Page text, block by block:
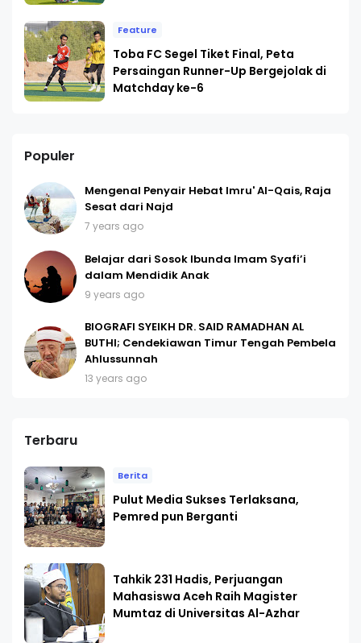
Feature
Toba FC Segel Tiket Final, Peta
Persaingan Runner-Up Bergejolak di
Matchday ke-6
Populer
Mengenal Penyair Hebat Imru' Al-Qais, Raja
Sesat dari Najd
7 years ago
Belajar dari Sosok Ibunda Imam Syafi’i
dalam Mendidik Anak
9 years ago
BIOGRAFI SYEIKH DR. SAID RAMADHAN AL
BUTHI; Cendekiawan Timur Tengah Pembela
Ahlussunnah
13 years ago
Terbaru
Berita
Pulut Media Sukses Terlaksana,
Pemred pun Berganti
Tahkik 231 Hadis, Perjuangan
Mahasiswa Aceh Raih Magister
Mumtaz di Universitas Al-Azhar